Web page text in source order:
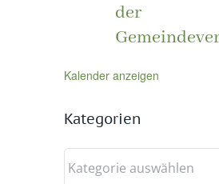
der
Kalender anzeigen
Kategorien
Kategorien